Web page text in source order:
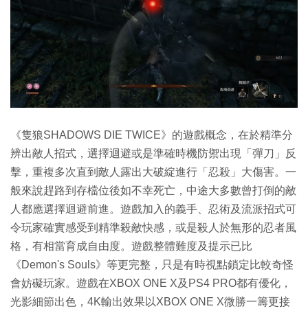
《隻狼SHADOWS DIE TWICE》的遊戲概念，在於精準分
辨出敵人招式，選擇迴避或是準確時機防禦出現「彈刀」反
擊，重複多次直到敵人露出大破綻進行「忍殺」大傷害。一
般來說趕路到存檔位後如不幸死亡，中途大多數曾打倒的敵
人都應選擇迴避前進。遊戲加入的義手、忍術及流派招式可
令玩家確實感受到精準殺敵快感，或是殺人於無形的忍者風
格，有相當育成自由度。遊戲整體難度及提示已比
《Demon's Souls》等更完整，只是有時視點鎖定比較奇怪
會妨礙玩家。遊戲在XBOX ONE X及PS4 PRO都有優化，
光影細節出色，4K輸出效果以XBOX ONE X微勝一籌更接